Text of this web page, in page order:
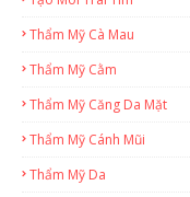
Thẩm Mỹ Cà Mau
Thẩm Mỹ Cằm
Thẩm Mỹ Căng Da Mặt
Thẩm Mỹ Cánh Mũi
Thẩm Mỹ Da